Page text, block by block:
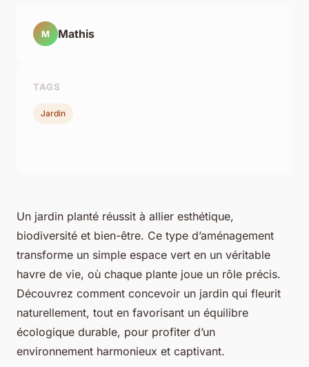
Un jardin planté réussit à allier esthétique,
biodiversité et bien-être. Ce type d’aménagement
transforme un simple espace vert en un véritable
havre de vie, où chaque plante joue un rôle précis.
Découvrez comment concevoir un jardin qui fleurit
naturellement, tout en favorisant un équilibre
écologique durable, pour profiter d’un
environnement harmonieux et captivant.
M Mathis
TAGS
Jardin